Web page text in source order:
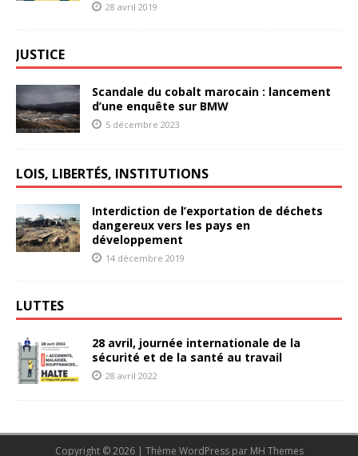
28 avril 2019
JUSTICE
Scandale du cobalt marocain : lancement
d’une enquête sur BMW
5 décembre 2023
LOIS, LIBERTÉS, INSTITUTIONS
Interdiction de l’exportation de déchets
dangereux vers les pays en
développement
14 décembre 2019
LUTTES
28 avril, journée internationale de la
sécurité et de la santé au travail
28 avril 2022
Copyright © 2026 | Thème WordPress par MH Themes